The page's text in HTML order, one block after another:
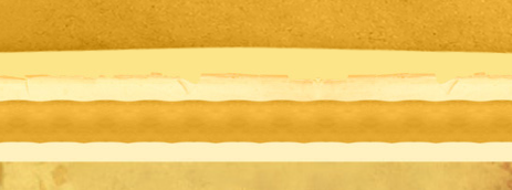
الشيخ المكتبة المقروءة المكتبة الصوتية